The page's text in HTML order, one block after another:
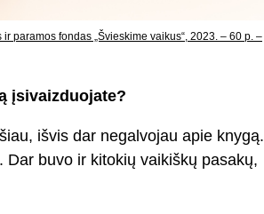
paramos fondas „Švieskime vaikus“, 2023. – 60 p. –
įsivaizduojate?
išvis dar negalvojau apie knygą.
buvo ir kitokių vaikiškų pasakų,